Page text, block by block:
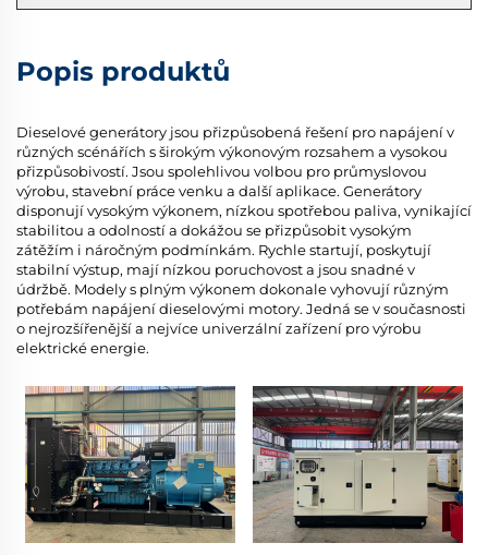
Popis produktů
Dieselové generátory jsou přizpůsobená řešení pro napájení v
různých scénářích s širokým výkonovým rozsahem a vysokou
přizpůsobivostí. Jsou spolehlivou volbou pro průmyslovou
výrobu, stavební práce venku a další aplikace. Generátory
disponují vysokým výkonem, nízkou spotřebou paliva, vynikající
stabilitou a odolností a dokážou se přizpůsobit vysokým
zátěžím i náročným podmínkám. Rychle startují, poskytují
stabilní výstup, mají nízkou poruchovost a jsou snadné v
údržbě. Modely s plným výkonem dokonale vyhovují různým
potřebám napájení dieselovými motory. Jedná se v současnosti
o nejrozšířenější a nejvíce univerzální zařízení pro výrobu
elektrické energie.